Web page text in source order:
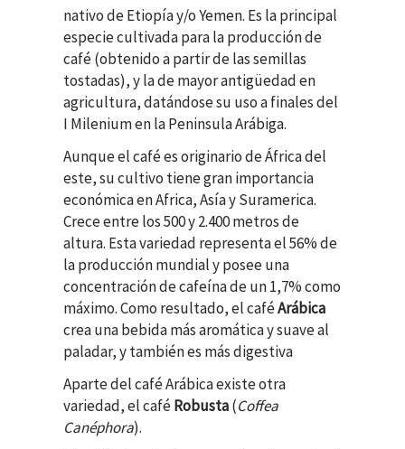
nativo de Etiopía y/o Yemen. Es la principal
especie cultivada para la producción de
café (obtenido a partir de las semillas
tostadas), y la de mayor antigüedad en
agricultura, datándose su uso a finales del
I Milenium en la Peninsula Arábiga.
Aunque el café es originario de África del
este, su cultivo tiene gran importancia
económica en Africa, Asía y Suramerica.
Crece entre los 500 y 2.400 metros de
altura. Esta variedad representa el 56% de
la producción mundial y posee una
concentración de cafeína de un 1,7% como
máximo. Como resultado, el caféArábica
crea una bebida más aromática y suave al
paladar, y también es más digestiva
Aparte del café Arábica existe otra
variedad, el caféRobusta(Coffea
Canéphora).